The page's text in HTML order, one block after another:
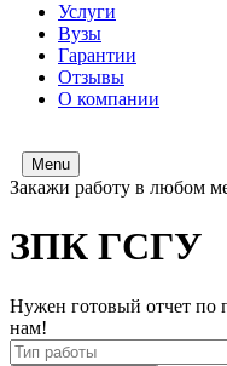
Услуги
Вузы
Гарантии
Отзывы
О компании
Menu
Закажи работу в любом
ЗПК ГСГУ
Нужен готовый отчет
нам!